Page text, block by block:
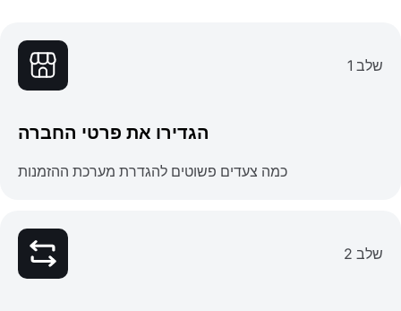
שלב 1
הגדירו את פרטי החברה
כמה צעדים פשוטים להגדרת מערכת ההזמנות
שלב 2